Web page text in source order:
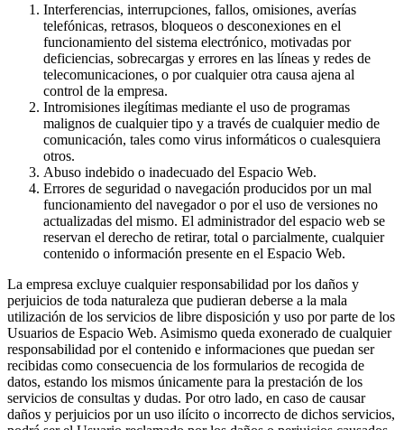
Interferencias, interrupciones, fallos, omisiones, averías
telefónicas, retrasos, bloqueos o desconexiones en el
funcionamiento del sistema electrónico, motivadas por
deficiencias, sobrecargas y errores en las líneas y redes de
telecomunicaciones, o por cualquier otra causa ajena al
control de la empresa.
Intromisiones ilegítimas mediante el uso de programas
malignos de cualquier tipo y a través de cualquier medio de
comunicación, tales como virus informáticos o cualesquiera
otros.
Abuso indebido o inadecuado del Espacio Web.
Errores de seguridad o navegación producidos por un mal
funcionamiento del navegador o por el uso de versiones no
actualizadas del mismo. El administrador del espacio web se
reservan el derecho de retirar, total o parcialmente, cualquier
contenido o información presente en el Espacio Web.
La empresa excluye cualquier responsabilidad por los daños y
perjuicios de toda naturaleza que pudieran deberse a la mala
utilización de los servicios de libre disposición y uso por parte de los
Usuarios de Espacio Web. Asimismo queda exonerado de cualquier
responsabilidad por el contenido e informaciones que puedan ser
recibidas como consecuencia de los formularios de recogida de
datos, estando los mismos únicamente para la prestación de los
servicios de consultas y dudas. Por otro lado, en caso de causar
daños y perjuicios por un uso ilícito o incorrecto de dichos servicios,